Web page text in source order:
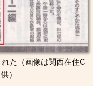
た（画像は関西在住C
）